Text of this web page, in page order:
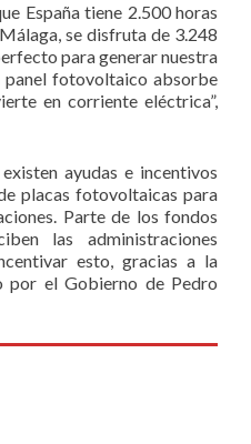
España tiene 2.500 horas
se disfruta de 3.248
para generar nuestra
panel fotovoltaico absorbe
en corriente eléctrica”,
ayudas e incentivos
placas fotovoltaicas para
Parte de los fondos
las administraciones
esto, gracias a la
por el Gobierno de Pedro